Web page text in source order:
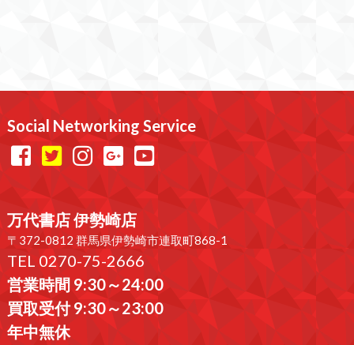
Social Networking Service
万代書店 伊勢崎店
〒372-0812 群馬県伊勢崎市連取町868-1
TEL 0270-75-2666
営業時間 9:30～24:00
買取受付 9:30～23:00
年中無休